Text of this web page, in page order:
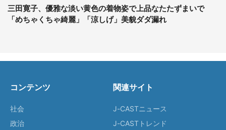
三田寛子、優雅な淡い黄色の着物姿で上品なたたずまいで
「めちゃくちゃ綺麗」「涼しげ」美貌ダダ漏れ
コンテンツ
社会
政治
関連サイト
J-CASTニュース
J-CASTトレンド